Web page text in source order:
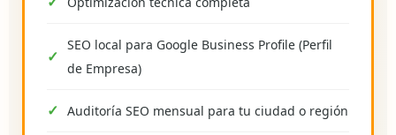
SEO local para Google Business Profile (Perfil
de Empresa)
Auditoría SEO mensual para tu ciudad o región